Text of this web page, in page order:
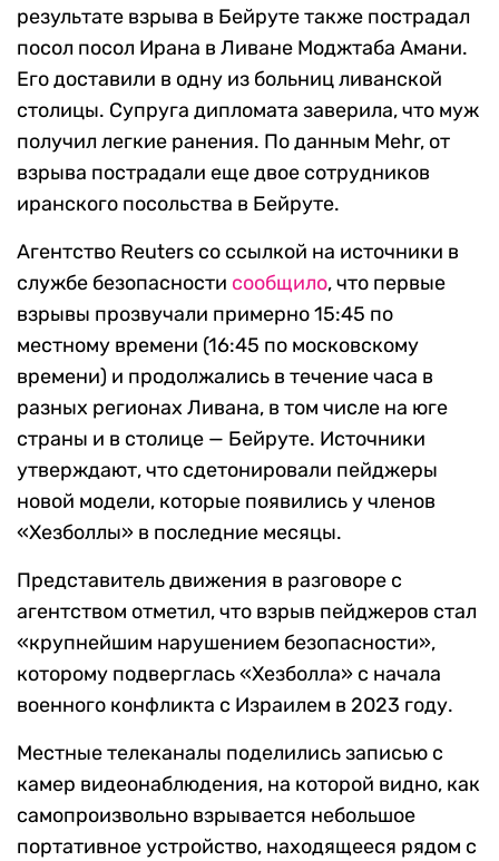
результате взрыва в Бейруте также пострадал
посол посол Ирана в Ливане Моджтаба Амани.
Его доставили в одну из больниц ливанской
столицы. Супруга дипломата заверила, что муж
получил легкие ранения. По данным Mehr, от
взрыва пострадали еще двое сотрудников
иранского посольства в Бейруте.
Агентство Reuters со ссылкой на источники в
службе безопасности сообщило, что первые
взрывы прозвучали примерно 15:45 по
местному времени (16:45 по московскому
времени) и продолжались в течение часа в
разных регионах Ливана, в том числе на юге
страны и в столице — Бейруте. Источники
утверждают, что сдетонировали пейджеры
новой модели, которые появились у членов
«Хезболлы» в последние месяцы.
Представитель движения в разговоре с
агентством отметил, что взрыв пейджеров стал
«крупнейшим нарушением безопасности»,
которому подверглась «Хезболла» с начала
военного конфликта с Израилем в 2023 году.
Местные телеканалы поделились записью с
камер видеонаблюдения, на которой видно, как
самопроизвольно взрывается небольшое
портативное устройство, находящееся рядом с